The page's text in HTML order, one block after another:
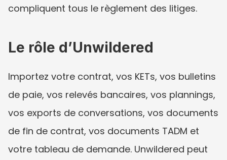
compliquent tous le règlement des litiges.
Le rôle d’Unwildered
Importez votre contrat, vos KETs, vos bulletins
de paie, vos relevés bancaires, vos plannings,
vos exports de conversations, vos documents
de fin de contrat, vos documents TADM et
votre tableau de demande. Unwildered peut